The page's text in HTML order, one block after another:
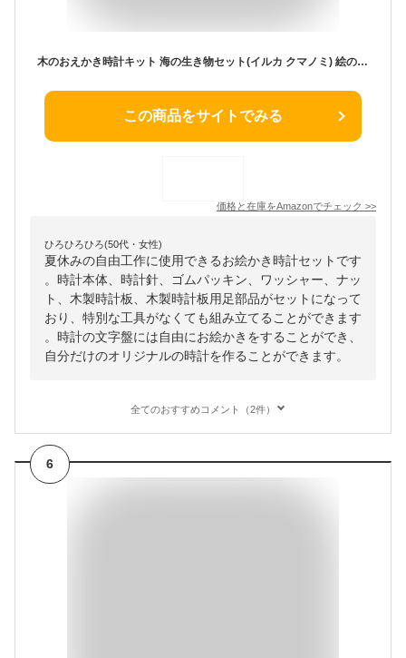
木のおえかき時計キット 海の生き物セット(イルカ クマノミ) 絵の具付き ※電池別売り 夏休み 工作キット 手作り時計キット 木製 子供 小学生 低学年 高学年 男の子 女の子 工作 DIYミニ 小型
この商品をサイトでみる
価格と在庫をAmazonでチェック >>
ひろひろひろ(50代・女性)
夏休みの自由工作に使用できるお絵かき時計セットです
。時計本体、時計針、ゴムパッキン、ワッシャー、ナッ
ト、木製時計板、木製時計板用足部品がセットになって
おり、特別な工具がなくても組み立てることができます
。時計の文字盤には自由にお絵かきをすることができ、
自分だけのオリジナルの時計を作ることができます。
全てのおすすめコメント（2件）
6